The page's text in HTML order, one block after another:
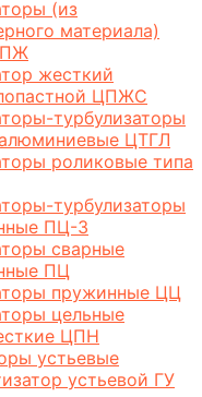
(из
материала)
жесткий
ЦПЖС
турбулизаторы
ЦТГЛ
роликовые типа
турбулизаторы
ПЦ-3
сварные
ПЦ
пружинные ЦЦ
цельные
ЦПН
устьевые
устьевой ГУ